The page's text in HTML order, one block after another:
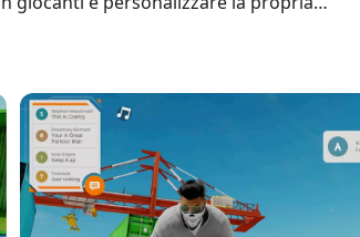
foto consente di catturare momenti di
ai giocatori di guadagnare valuta
progettato per coloro che aspirano a